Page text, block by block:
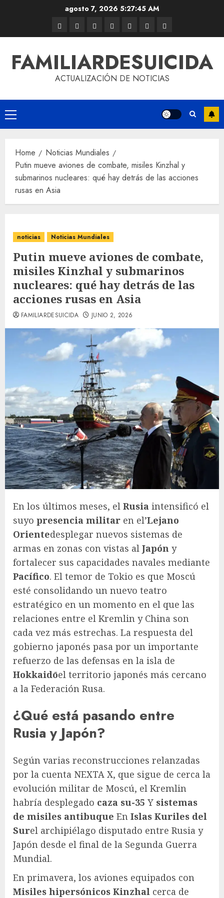
agosto 7, 2026 5:27:46 AM
FAMILIARDESUICIDA
ACTUALIZACIÓN DE NOTICIAS
Home
Noticias Mundiales
Putin mueve aviones de combate, misiles Kinzhal y
submarinos nucleares: qué hay detrás de las acciones
rusas en Asia
noticias Noticias Mundiales
Putin mueve aviones de combate,
misiles Kinzhal y submarinos
nucleares: qué hay detrás de las
acciones rusas en Asia
FAMILIARDESUICIDA JUNIO 2, 2026
En los últimos meses, el Rusia intensificó el
suyo presencia militar en el’Lejano
Orientedesplegar nuevos sistemas de
armas en zonas con vistas al Japón y
fortalecer sus capacidades navales mediante
Pacífico. El temor de Tokio es que Moscú
esté consolidando un nuevo teatro
estratégico en un momento en el que las
relaciones entre el Kremlin y China son
cada vez más estrechas. La respuesta del
gobierno japonés pasa por un importante
refuerzo de las defensas en la isla de
Hokkaidōel territorio japonés más cercano
a la Federación Rusa.
¿Qué está pasando entre
Rusia y Japón?
Según varias reconstrucciones relanzadas
por la cuenta NEXTA X, que sigue de cerca la
evolución militar de Moscú, el Kremlin
habría desplegado caza su-35 Y sistemas
de misiles antibuque En Islas Kuriles del
Surel archipiélago disputado entre Rusia y
Japón desde el final de la Segunda Guerra
Mundial.
En primavera, los aviones equipados con
Misiles hipersónicos Kinzhal cerca de